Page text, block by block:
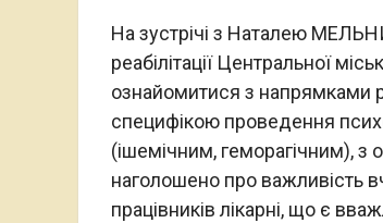
На зустрічі з Наталею
реабілітації Центральної
ознайомитися з напрямками
специфікою проведення
(ішемічним, геморагічним), з
наголошено про важливість
працівників лікарні, що є